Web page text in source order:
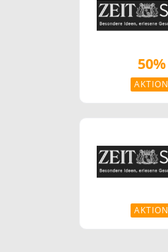
50%
AKTION
AKTION